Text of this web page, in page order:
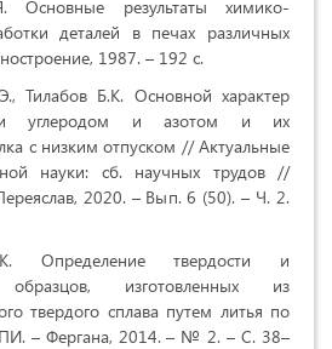
Основные результаты химико-
деталей в печах различных
1987. – 192 с.
Тилабов Б.К. Основной характер
углеродом и азотом и их
с низким отпуском // Актуальные
науки: сб. научных трудов //
2020. – Вып. 6 (50). – Ч. 2.
Определение твердости и
образцов, изготовленных из
твердого сплава путем литья по
– Фергана, 2014. – № 2. – С. 38–